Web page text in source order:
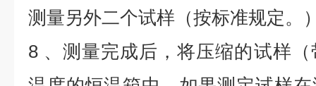
测量另外二个试样（按标准规定。
8 、测量完成后，将压缩的试样